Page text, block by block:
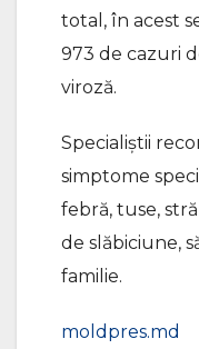
total, în acest
973 de cazuri
viroză.
Specialiștii
simptome
febră, tuse,
de slăbiciune,
familie.
moldpres.md